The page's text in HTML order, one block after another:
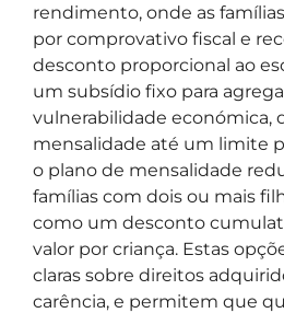
rendimento, onde as
por comprovativo fiscal e
desconto proporcional ao
um subsídio fixo para
vulnerabilidade económica,
mensalidade até um limite
o plano de mensalidade
famílias com dois ou mais
como um desconto
valor por criança. Estas
claras sobre direitos
carência, e permitem que